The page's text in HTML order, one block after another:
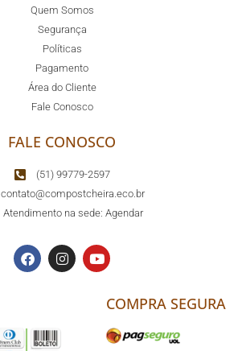
Quem Somos
Segurança
Políticas
Pagamento
Área do Cliente
Fale Conosco
FALE CONOSCO
(51) 99779-2597
contato@compostcheira.eco.br
Atendimento na sede: Agendar
COMPRA SEGURA